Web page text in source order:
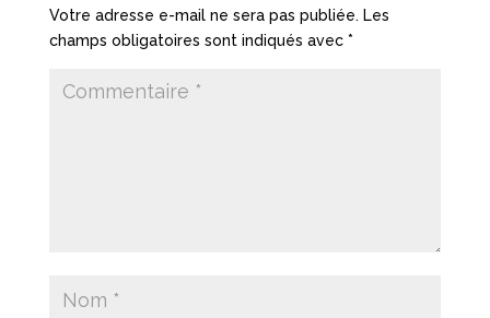
Votre adresse e-mail ne sera pas publiée. Les
champs obligatoires sont indiqués avec *